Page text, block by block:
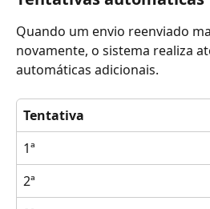
Quando um envio reenviado
novamente, o sistema realiza
automáticas adicionais.
Tentativa
1ª
2ª